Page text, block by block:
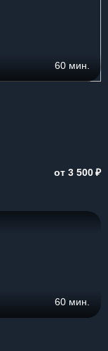
60 мин.
от 3 500₽
60 мин.